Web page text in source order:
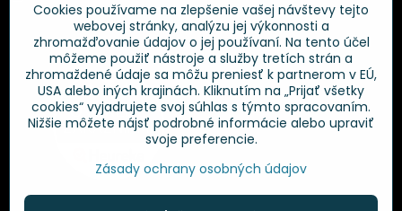
Overené zákazníkmi
Cookies používame na zlepšenie vašej návštevy tejto
webovej stránky, analýzu jej výkonnosti a
zhromažďovanie údajov o jej používaní. Na tento účel
môžeme použiť nástroje a služby tretích strán a
zhromaždené údaje sa môžu preniesť k partnerom v EÚ,
USA alebo iných krajinách. Kliknutím na „Prijať všetky
cookies“ vyjadrujete svoj súhlas s týmto spracovaním.
Nižšie môžete nájsť podrobné informácie alebo upraviť
svoje preferencie.
Zásady ochrany osobných údajov